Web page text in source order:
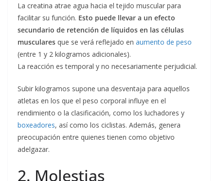
La creatina atrae agua hacia el tejido muscular para
facilitar su función. Esto puede llevar a un efecto
secundario de retención de líquidos en las células
musculares que se verá reflejado en aumento de peso
(entre 1 y 2 kilogramos adicionales).
La reacción es temporal y no necesariamente perjudicial.
Subir kilogramos supone una desventaja para aquellos
atletas en los que el peso corporal influye en el
rendimiento o la clasificación, como los luchadores y
boxeadores, así como los ciclistas. Además, genera
preocupación entre quienes tienen como objetivo
adelgazar.
2. Molestias